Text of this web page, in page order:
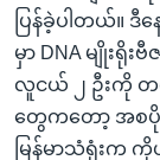
ပြန်ခဲ့ပါတယ်။
မှာ DNA မျိုးရို
လူငယ် ၂ ဦးကို တရ
တွေကတော့ အစ
မြန်မာသံရုံးက